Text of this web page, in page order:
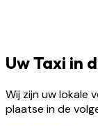
Uw Taxi in
Wij zijn uw lokale
plaatse in de